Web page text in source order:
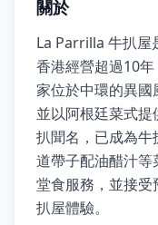
關於
La Parrilla 牛扒屋
香港經營超過10
家位於中環的異國
並以阿根廷菜式
扒聞名，已成為
道帶子配油醋汁
堂食服務，並接
扒屋體驗。